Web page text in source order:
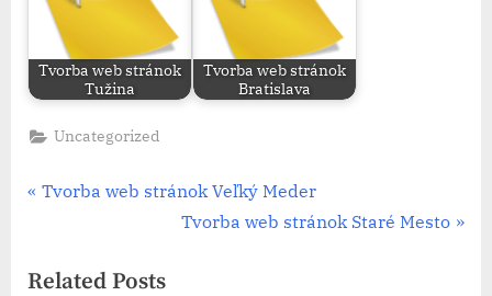
Tvorba web stránok​
Tužina
Tvorba web stránok​
Bratislava
Uncategorized
Post
P
v
Tvorba web stránok​ Veľký Meder
N
Tvorba web stránok​ Staré Mesto
Related Posts